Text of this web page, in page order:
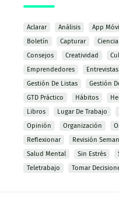
Aclarar Análisis App
Boletín
Capturar Ciencia
Consejos
Creatividad
Emprendedores
Entrevistas
Gestión De Listas
Gestión
GTD Práctico
Hábitos
Libros
Lugar De Trabajo
Opinión
Organización
Reflexionar
Revisión
Salud Mental
Sin Estrés
Teletrabajo
Tomar